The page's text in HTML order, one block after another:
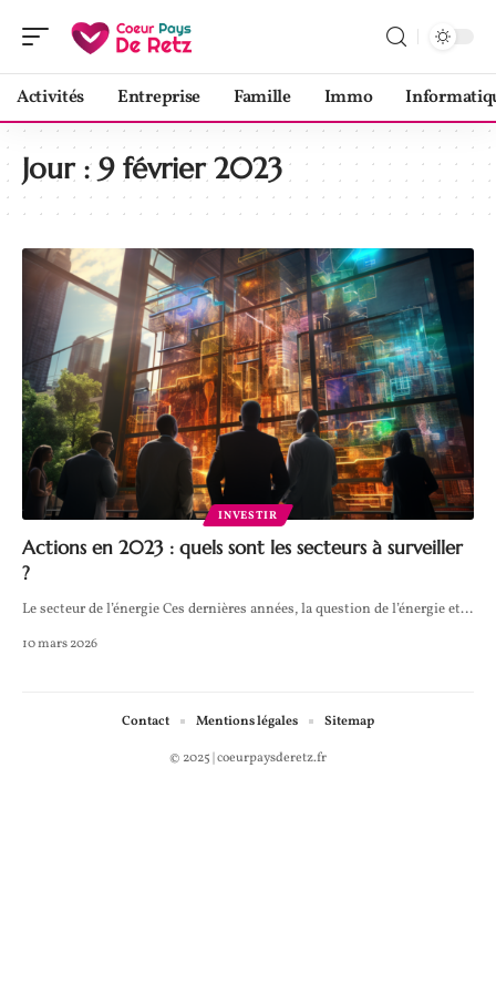
Activités Entreprise Famille Immo
Jour :9 février 2023
INVESTIR
Actions en 2023 : quels sont les secteurs à surveiller
?
Le secteur de l’énergie Ces dernières années, la question de l’énergie et…
10 mars 2026
© 2025 | coeurpaysderetz.fr
Contact Mentions légales Sitemap